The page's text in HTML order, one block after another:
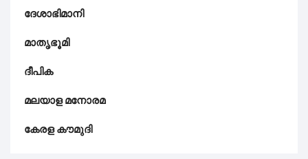
ദേശാഭിമാനി
മാതൃഭൂമി
ദീപിക
മലയാള മനോരമ
കേരള കൗമുദി